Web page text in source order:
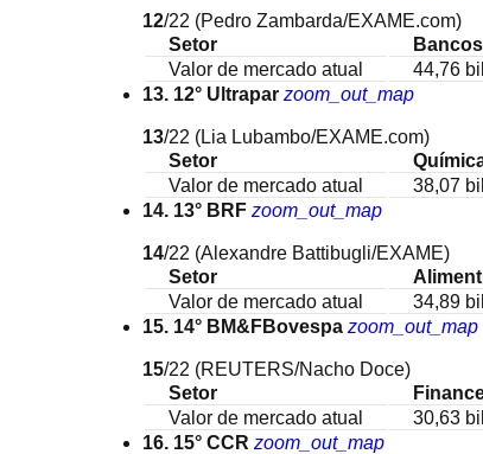
12/22 (Pedro Zambarda/EXAME.com)
Setor
Bancos
Valor de mercado atual
44,76
13. 12° Ultrapar zoom_out_map
13/22 (Lia Lubambo/EXAME.com)
Setor
Valor de mercado atual
38,07
14. 13° BRF zoom_out_map
14/22 (Alexandre Battibugli/EXAME)
Setor
Valor de mercado atual
34,89
15. 14° BM&FBovespa zoom_out_map
15/22 (REUTERS/Nacho Doce)
Setor
Valor de mercado atual
30,63
16. 15° CCR zoom_out_map